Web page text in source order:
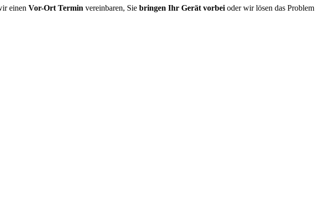
einen Vor-Ort Termin vereinbaren, Sie bringen Ihr Gerät vorbei oder wir lösen das Problem